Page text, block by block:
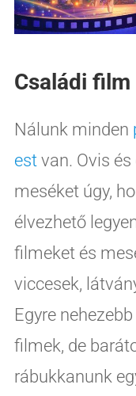
Családi
Nálunk minden
est van. Ovis
meséket úgy,
élvezhető
filmeket és
viccesek,
Egyre
filmek, de
rábukkanunk